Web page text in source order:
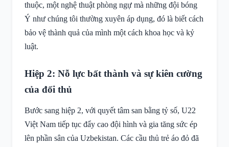
thuộc, một nghệ thuật phòng ngự mà những đội bóng
Ý như chúng tôi thường xuyên áp dụng, đó là biết cách
bảo vệ thành quả của mình một cách khoa học và kỷ
luật.
Hiệp 2: Nỗ lực bất thành và sự kiên cường
của đối thủ
Bước sang hiệp 2, với quyết tâm san bằng tỷ số, U22
Việt Nam tiếp tục đẩy cao đội hình và gia tăng sức ép
lên phần sân của Uzbekistan. Các cầu thủ trẻ áo đỏ đã